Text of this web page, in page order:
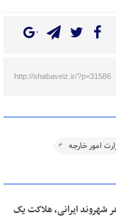
http://shabaveiz.ir/?p=31586
امور خارجه
ایرانی، هلاکت یک